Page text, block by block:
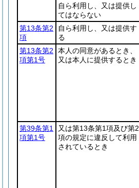
自ら利用し、又は提供し
てはならない
第13条第2
項
自ら利用し、又は提供す
る
第13条第2
項第1号
本人の同意があるとき、
又は本人に提供するとき
第39条第1
項第1号
又は第13条第1項及び第2
項の規定に違反して利用
されているとき